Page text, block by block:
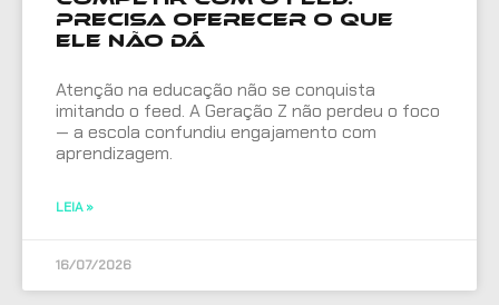
Precisa oferecer o que
ele não dá
Atenção na educação não se conquista
imitando o feed. A Geração Z não perdeu o foco
— a escola confundiu engajamento com
aprendizagem.
LEIA »
16/07/2026